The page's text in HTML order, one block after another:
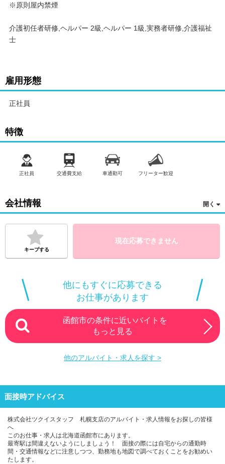
※原則屋内禁煙
介護初任者研修,ヘルパー 2級,ヘルパー 1級,実務者研修,介護福祉
士
雇用形態
正社員
特徴
正社員 交通費支給 車通勤可 フリーター歓迎
会社情報
キープする
現在応募できません
他にもすぐに応募できる
お仕事があります
函館市の条件に近いバイトを
もっと見る
他のアルバイト・求人を探す >
面接時アドバイス
株式会社ツクイスタッフ 札幌支店のアルバイト・求人情報をお探しの皆様
へ
このお仕事・求人は北海道函館市にあります。
最寄駅は間違えないようにしましょう！ 面接の際には自宅からの通勤時
間・交通情報などに注意しつつ、勤務地も地図で調べておくことをお勧めい
たします。